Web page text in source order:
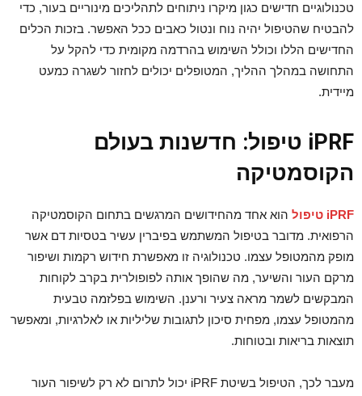
טכנולוגיים חדישים כגון מיקרו ניתוחים לתהליכים מינוריים בעור, כדי
להבטיח שהטיפול יהיה נוח ונטול כאבים ככל האפשר. בזכות הכלים
החדישים הללו וכולל השימוש בהרדמה מקומית כדי להקל על
התחושה במהלך ההליך, המטופלים יכולים לחזור לשגרה כמעט
מיידית.
iPRF טיפול: חדשנות בעולם
הקוסמטיקה
iPRF טיפול
הוא אחד מהחידושים המרגשים בתחום הקוסמטיקה
הרפואית. מדובר בטיפול המשתמש בפיברין עשיר בטסיות דם אשר
מופק מהמטופל עצמו. טכנולוגיה זו מאפשרת חידוש רקמות ושיפור
מרקם העור והשיער, מה שהופך אותה לפופולרית בקרב לקוחות
המבקשים לשמר מראה צעיר ורענן. השימוש בפלזמה טבעית
מהמטופל עצמו, מפחית סיכון לתגובות שליליות או לאלרגיות, ומאפשר
תוצאות בריאות ובטוחות.
מעבר לכך, הטיפול בשיטת iPRF יכול לתרום לא רק לשיפור העור